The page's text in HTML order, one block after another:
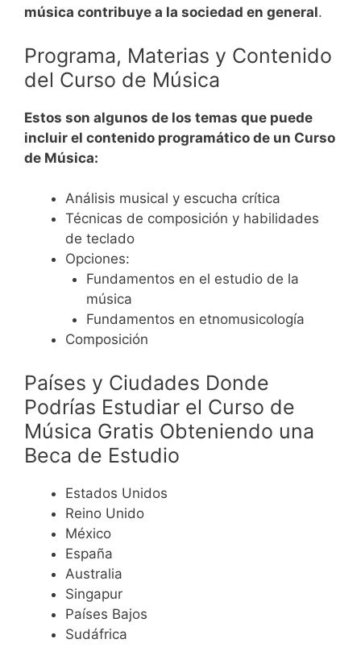
música contribuye a la sociedad en general.
Programa, Materias y Contenido
del Curso de Música
Estos son algunos de los temas que puede
incluir el contenido programático de un Curso
de Música:
Análisis musical y escucha crítica
Técnicas de composición y habilidades
de teclado
Opciones:
Fundamentos en el estudio de la
música
Fundamentos en etnomusicología
Composición
Países y Ciudades Donde
Podrías Estudiar el Curso de
Música Gratis Obteniendo una
Beca de Estudio
Estados Unidos
Reino Unido
México
España
Australia
Singapur
Países Bajos
Sudáfrica